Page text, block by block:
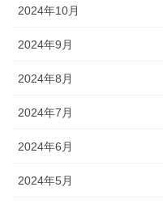
2024年10月
2024年9月
2024年8月
2024年7月
2024年6月
2024年5月